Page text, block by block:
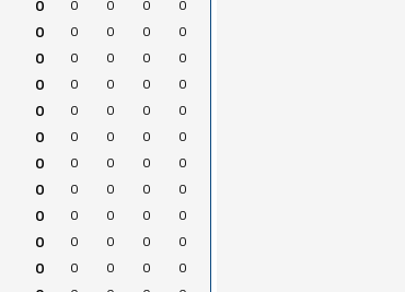
0 0 0 0
0
0 0 0 0
0
0 0 0 0
0
0 0 0 0
0
0 0 0 0
0
0 0 0 0
0
0 0 0 0
0
0 0 0 0
0
0 0 0 0
0
0 0 0 0
0
0 0 0 0
0